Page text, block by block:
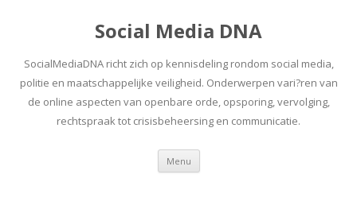
Social Media DNA
SocialMediaDNA richt zich op kennisdeling rondom social media,
politie en maatschappelijke veiligheid. Onderwerpen vari?ren van
de online aspecten van openbare orde, opsporing, vervolging,
rechtspraak tot crisisbeheersing en communicatie.
Menu Spring
inhoud